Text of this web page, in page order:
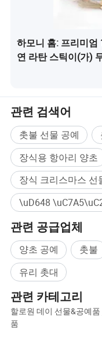
리드 타임이 길고 품
하모니 홈: 프리미
연 라탄 스틱이(가)
관련 검색어
촛불 선물 공예
장식용 항아리 양초
장식 크리스마스 선
\uD648
관련 공급업체
양초 공예 촛불
유리 촛대
관련 카테고리
할로원 데이 선물&공예품
품